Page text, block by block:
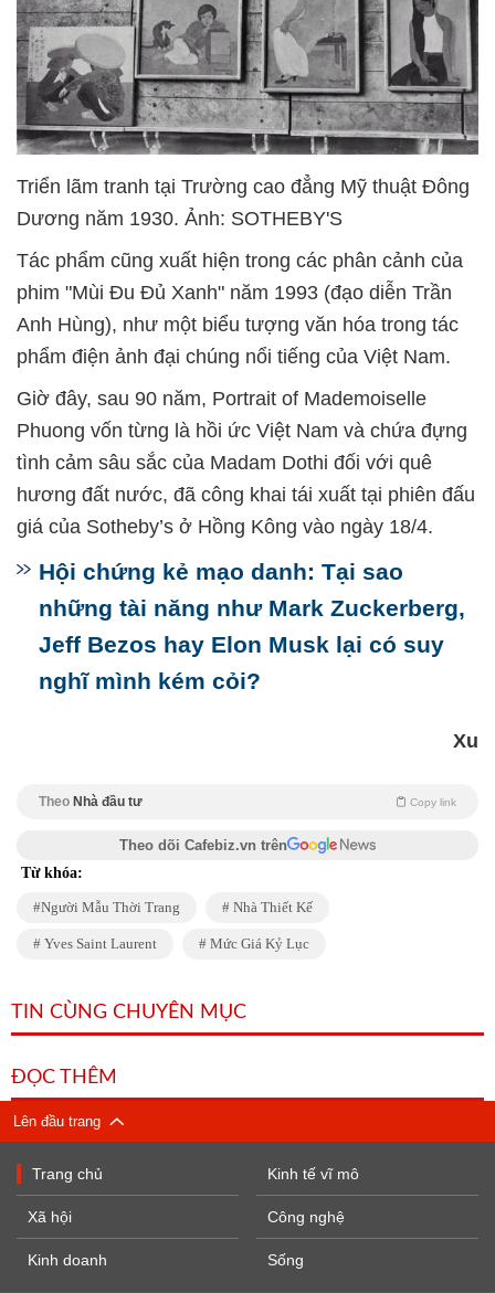
Triển lãm tranh tại Trường cao đẳng Mỹ thuật Đông
Dương năm 1930. Ảnh: SOTHEBY'S
Tác phẩm cũng xuất hiện trong các phân cảnh của
phim "Mùi Đu Đủ Xanh" năm 1993 (đạo diễn Trần
Anh Hùng), như một biểu tượng văn hóa trong tác
phẩm điện ảnh đại chúng nổi tiếng của Việt Nam.
Giờ đây, sau 90 năm, Portrait of Mademoiselle
Phuong vốn từng là hồi ức Việt Nam và chứa đựng
tình cảm sâu sắc của Madam Dothi đối với quê
hương đất nước, đã công khai tái xuất tại phiên đấu
giá của Sotheby’s ở Hồng Kông vào ngày 18/4.
Hội chứng kẻ mạo danh: Tại sao
những tài năng như Mark Zuckerberg,
Jeff Bezos hay Elon Musk lại có suy
nghĩ mình kém cỏi?
Xu
Theo Nhà đầu tư Copy link
Theo dõi Cafebiz.vn trên
Từ khóa:
Người Mẫu Thời Trang Nhà Thiết Kế
Yves Saint Laurent Mức Giá Kỷ Lục
TIN CÙNG CHUYÊN MỤC
ĐỌC THÊM
Lên đầu trang
Trang chủ
Xã hội
Kinh doanh
Kinh tế vĩ mô
Công nghệ
Sống